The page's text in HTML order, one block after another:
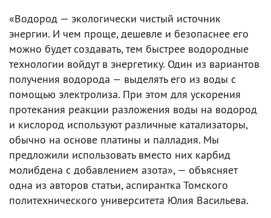
«Водород — экологически чистый источник
энергии. И чем проще, дешевле и безопаснее его
можно будет создавать, тем быстрее водородные
технологии войдут в энергетику. Один из вариантов
получения водорода — выделять его из воды с
помощью электролиза. При этом для ускорения
протекания реакции разложения воды на водород
и кислород используют различные катализаторы,
обычно на основе платины и палладия. Мы
предложили использовать вместо них карбид
молибдена с добавлением азота», — объясняет
одна из авторов статьи, аспирантка Томского
политехнического университета Юлия Васильева.